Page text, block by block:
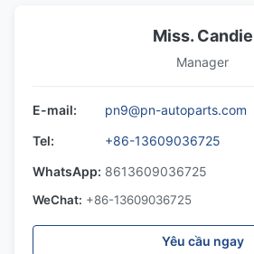
Miss. Candie
Manager
E-mail:
pn9@pn-autoparts.com
Tel:
+86-13609036725
WhatsApp: 8613609036725
WeChat: +86-13609036725
Yêu cầu ngay